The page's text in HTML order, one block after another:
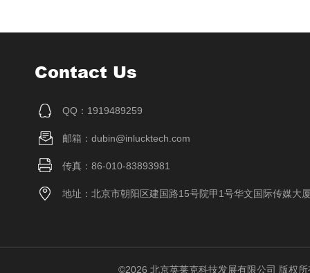
Contact Us
QQ：1919489259
邮箱：dubin@inlucktech.com
传真：86-010-83893981
地址：北京市朝阳区建国路15号院甲1号华文国际传媒大
©2026 北京英莱克科技发展有限公司 版